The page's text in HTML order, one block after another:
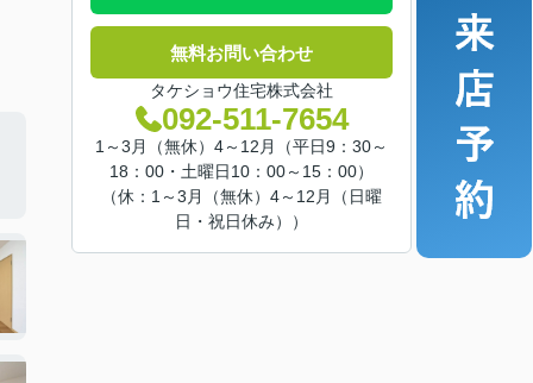
無料お問い合わせ
タケショウ住宅株式会社
092-511-7654
1～3月（無休）4～12月（平日9：30～
18：00・土曜日10：00～15：00）
（休：1～3月（無休）4～12月（日曜
日・祝日休み））